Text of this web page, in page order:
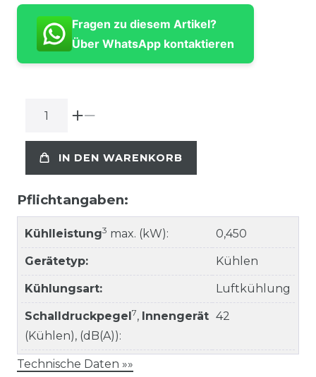
Fragen zu diesem Artikel?
Über WhatsApp kontaktieren
IN DEN WARENKORB
Pflichtangaben:
Kühlleistung3 max. (kW): 0,450
Gerätetyp: Kühlen
Kühlungsart: Luftkühlung
Schalldruckpegel 7, Innengerät
(Kühlen), (dB(A)):
42
Technische Daten »»